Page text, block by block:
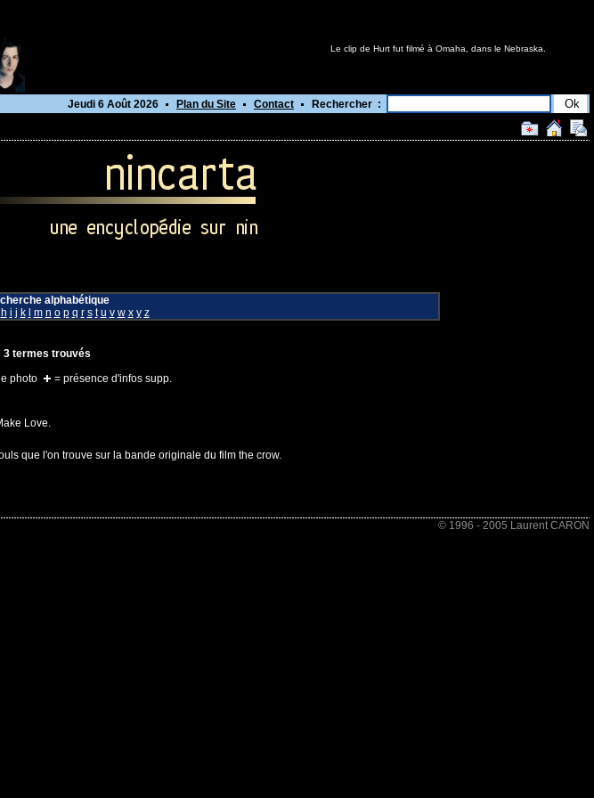
Le clip de Hurt fut filmé à Omaha, dans le Nebraska.
Jeudi 6 Août 2026 Plan du Site Contact
Rechercher :
alphabétique
h i j k m n o p q r s t u v w x y z
3 termes trouvés
photo
= présence d'infos supp.
Love.
que l'on trouve sur la bande originale du film the crow.
© 1996 - 2005 Laurent CARON